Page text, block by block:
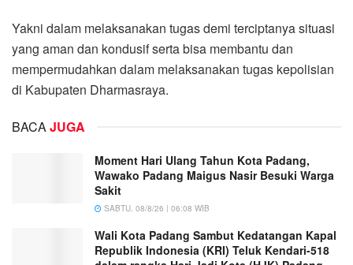
Yakni dalam melaksanakan tugas demi terciptanya situasi
yang aman dan kondusif serta bisa membantu dan
mempermudahkan dalam melaksanakan tugas kepolisian
di Kabupaten Dharmasraya.
BACAJUGA
Moment Hari Ulang Tahun Kota Padang,
Wawako Padang Maigus Nasir Besuki Warga
Sakit
SABTU, 08/8/26 | 06:08 WIB
Wali Kota Padang Sambut Kedatangan Kapal
Republik Indonesia (KRI) Teluk Kendari-518